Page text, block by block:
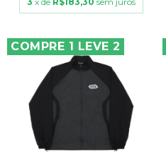
COMPRE 1 LEVE 2